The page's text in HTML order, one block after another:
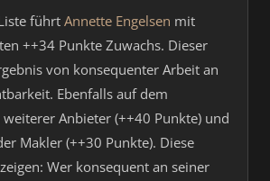
führt Annette Engelsen mit
++34 Punkte Zuwachs. Dieser
von konsequenter Arbeit an
Ebenfalls auf dem
Anbieter (++40 Punkte) und
Makler (++30 Punkte). Diese
Wer konsequent an seiner